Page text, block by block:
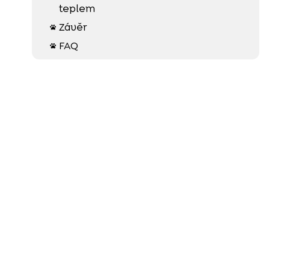
teplem
 Závěr
 FAQ